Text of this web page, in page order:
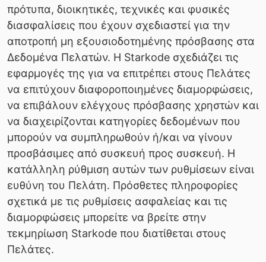
πρότυπα, διοικητικές, τεχνικές και φυσικές
διασφαλίσεις που έχουν σχεδιαστεί για την
αποτροπή μη εξουσιοδοτημένης πρόσβασης στα
Δεδομένα Πελατών. Η Starkode σχεδιάζει τις
εφαρμογές της για να επιτρέπει στους Πελάτες
να επιτύχουν διαφοροποιημένες διαμορφώσεις,
να επιβάλουν ελέγχους πρόσβασης χρηστών και
να διαχειρίζονται κατηγορίες δεδομένων που
μπορούν να συμπληρωθούν ή/και να γίνουν
προσβάσιμες από συσκευή προς συσκευή. Η
κατάλληλη ρύθμιση αυτών των ρυθμίσεων είναι
ευθύνη του Πελάτη. Πρόσθετες πληροφορίες
σχετικά με τις ρυθμίσεις ασφαλείας και τις
διαμορφώσεις μπορείτε να βρείτε στην
τεκμηρίωση Starkode που διατίθεται στους
Πελάτες.